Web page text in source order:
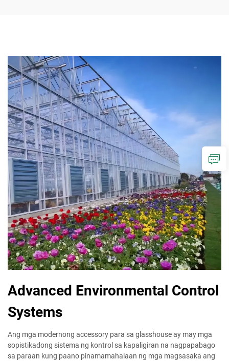
Advanced Environmental Control
Systems
Ang mga modernong accessory para sa glasshouse ay may mga
sopistikadong sistema ng kontrol sa kapaligiran na nagpapabago
sa paraan kung paano pinamamahalaan ng mga magsasaka ang